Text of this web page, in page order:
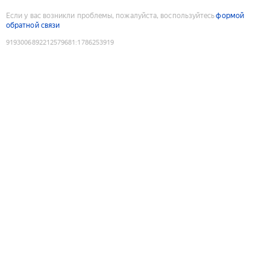
Если у вас возникли проблемы, пожалуйста, воспользуйтесьформой
обратной связи
9193006892212579681 :1786253919